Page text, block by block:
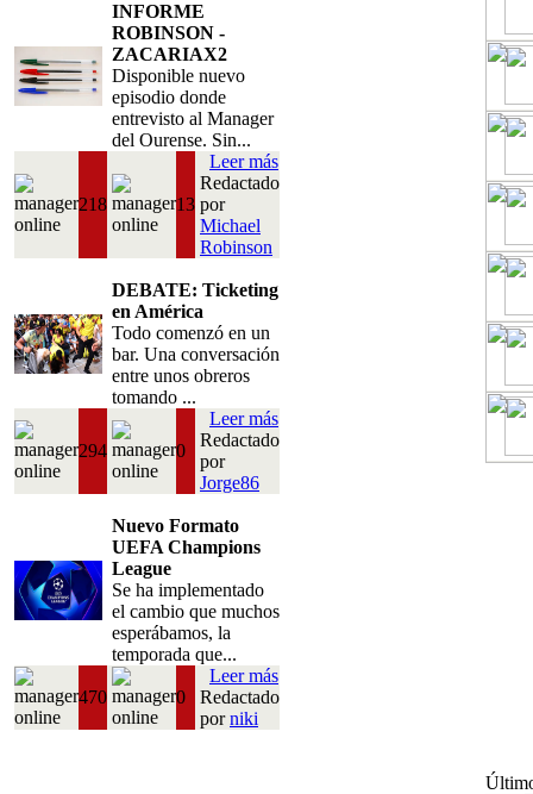
INFORME
ROBINSON -
ZACARIAX2
Disponible nuevo
episodio donde
entrevisto al Manager
del Ourense. Sin...
218 13
Leer más
Redactado
por
Michael
Robinson
DEBATE: Ticketing
en América
Todo comenzó en un
bar. Una conversación
entre unos obreros
tomando ...
294 0
Leer más
Redactado
por
Jorge86
Nuevo Formato
UEFA Champions
League
Se ha implementado
el cambio que muchos
esperábamos, la
temporada que...
470 0
Leer más
Redactado
porniki